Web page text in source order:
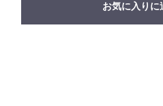
お気に入りに